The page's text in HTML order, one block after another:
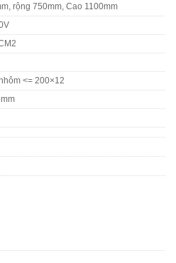
rộng 750mm, Cao 1100mm
<= 200×12